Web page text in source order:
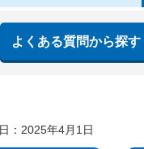
よくある質問から探す
：2025年4月1日